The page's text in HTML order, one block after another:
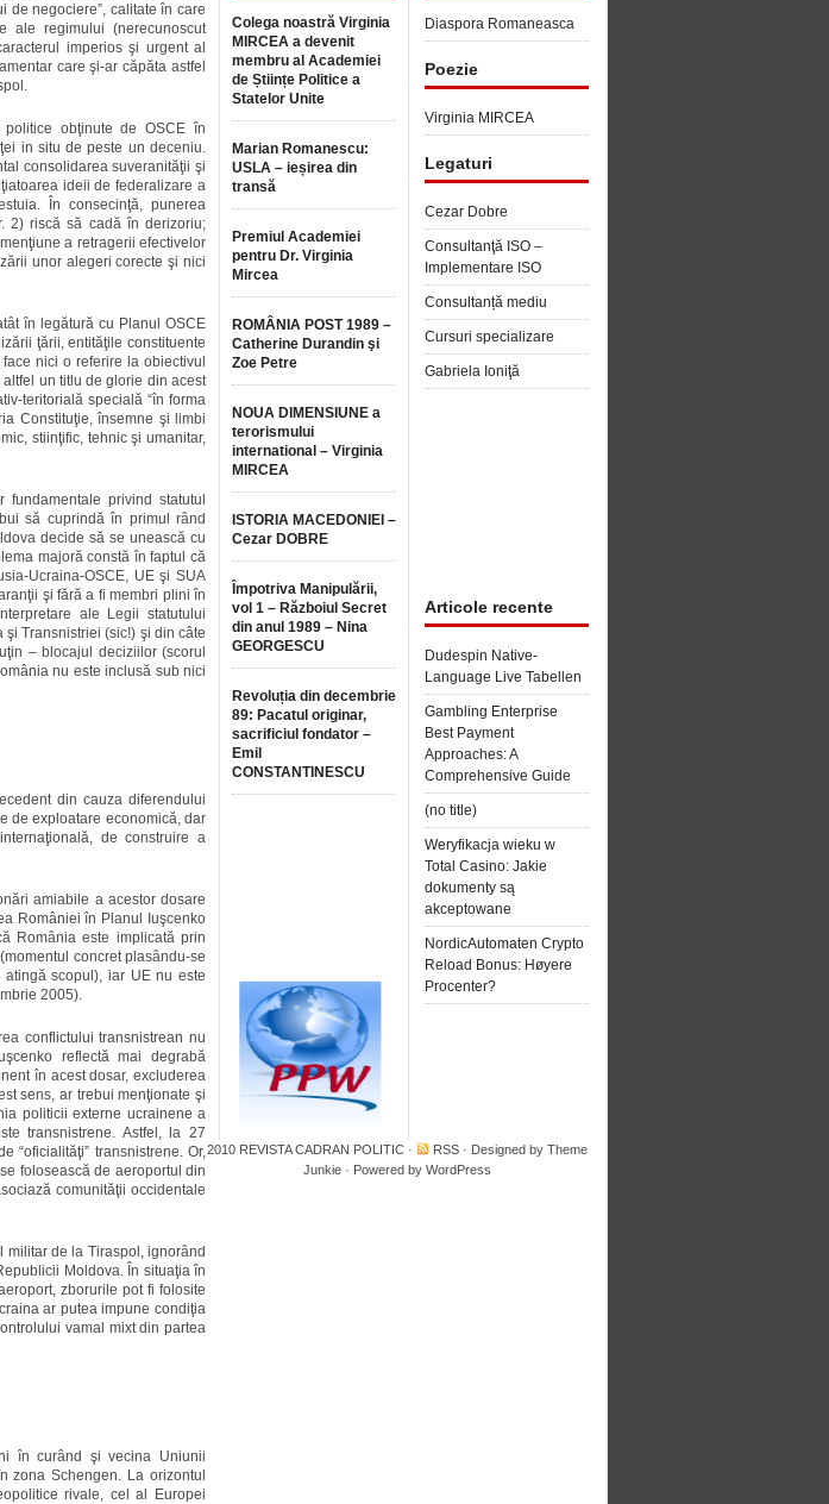
de negociere”, calitate în care
ale regimului (nerecunoscut
imperios şi urgent al
care şi-ar căpăta astfel
obţinute de OSCE în
in situ de peste un deceniu.
consolidarea suveranităţii şi
ideii de federalizare a
În consecinţă, punerea
2) riscă să cadă în derizoriu;
a retragerii efectivelor
unor alegeri corecte şi nici
în legătură cu Planul OSCE
ţării, entităţile constituente
nici o referire la obiectivul
un titlu de glorie din acest
teritorială specială “în forma
Constituţie, însemne şi limbi
stiinţific, tehnic şi umanitar,
privind statutul
să cuprindă în primul rând
decide să se unească cu
majoră constă în faptul că
Ucraina-OSCE, UE şi SUA
şi fără a fi membri plini în
ale Legii statutului
Transnistriei (sic!) şi din câte
– blocajul deciziilor (scorul
nu este inclusă sub nici
din cauza diferendului
de exploatare economică, dar
de construire a
amiabile a acestor dosare
României în Planul Iuşcenko
România este implicată prin
concret plasându-se
scopul), iar UE nu este
2005).
conflictului transnistrean nu
reflectă mai degrabă
în acest dosar, excluderea
sens, ar trebui menţionate şi
politicii externe ucrainene a
transnistrene. Astfel, la 27
“oficialităţi” transnistrene. Or,
folosească de aeroportul din
comunităţii occidentale
militar de la Tiraspol, ignorând
Moldova. În situaţia în
zborurile pot fi folosite
ar putea impune condiţia
vamal mixt din partea
în curând şi vecina Uniunii
zona Schengen. La orizontul
rivale, cel al Europei
Colega noastră Virginia
MIRCEA a devenit
membru al Academiei
de Științe Politice a
Statelor Unite
Marian Romanescu:
USLA – ieșirea din
transă
Premiul Academiei
pentru Dr. Virginia
Mircea
ROMÂNIA POST 1989 –
Catherine Durandin şi
Zoe Petre
NOUA DIMENSIUNE a
terorismului
international – Virginia
MIRCEA
ISTORIA MACEDONIEI –
Cezar DOBRE
Împotriva Manipulării,
vol 1 – Războiul Secret
din anul 1989 – Nina
GEORGESCU
Revoluția din decembrie
89: Pacatul originar,
sacrificiul fondator –
Emil
CONSTANTINESCU
Diaspora Romaneasca
Poezie
Virginia MIRCEA
Legaturi
Cezar Dobre
Consultanţă ISO –
Implementare ISO
Consultanță mediu
Cursuri specializare
Gabriela Ioniţă
Articole recente
Dudespin Native-
Language Live Tabellen
Gambling Enterprise
Best Payment
Approaches: A
Comprehensive Guide
(no title)
Weryfikacja wieku w
Total Casino: Jakie
dokumenty są
akceptowane
NordicAutomaten Crypto
Reload Bonus: Høyere
Procenter?
2010 REVISTA CADRAN POLITIC · RSS · Designed by Theme
Junkie · Powered by WordPress